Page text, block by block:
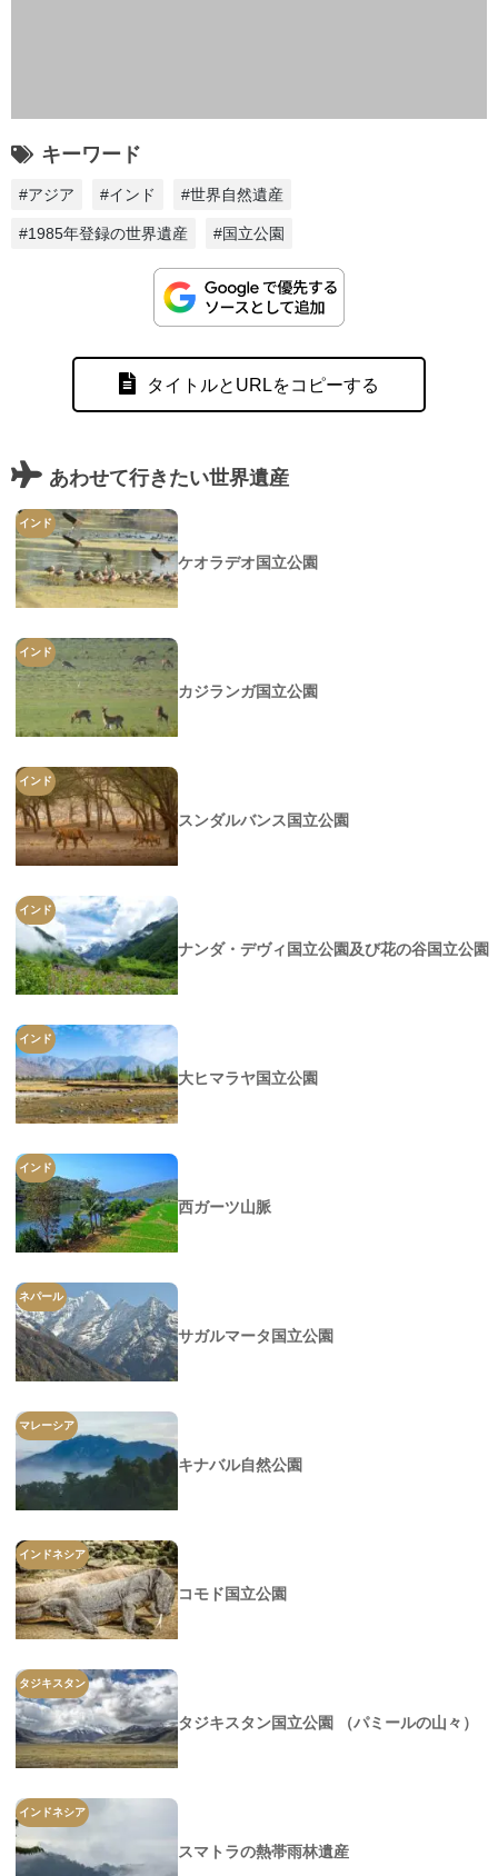
キーワード
#アジア #インド #世界自然遺産
#1985年登録の世界遺産 #国立公園
タイトルとURLをコピーする
あわせて行きたい世界遺産
インド
ケオラデオ国立公園
インド
カジランガ国立公園
インド
スンダルバンス国立公園
インド
ナンダ・デヴィ国立公園及び花の谷国立公園
インド
大ヒマラヤ国立公園
インド
西ガーツ山脈
ネパール
サガルマータ国立公園
マレーシア
キナバル自然公園
インドネシア
コモド国立公園
タジキスタン
タジキスタン国立公園 （パミールの山々）
インドネシア
スマトラの熱帯雨林遺産